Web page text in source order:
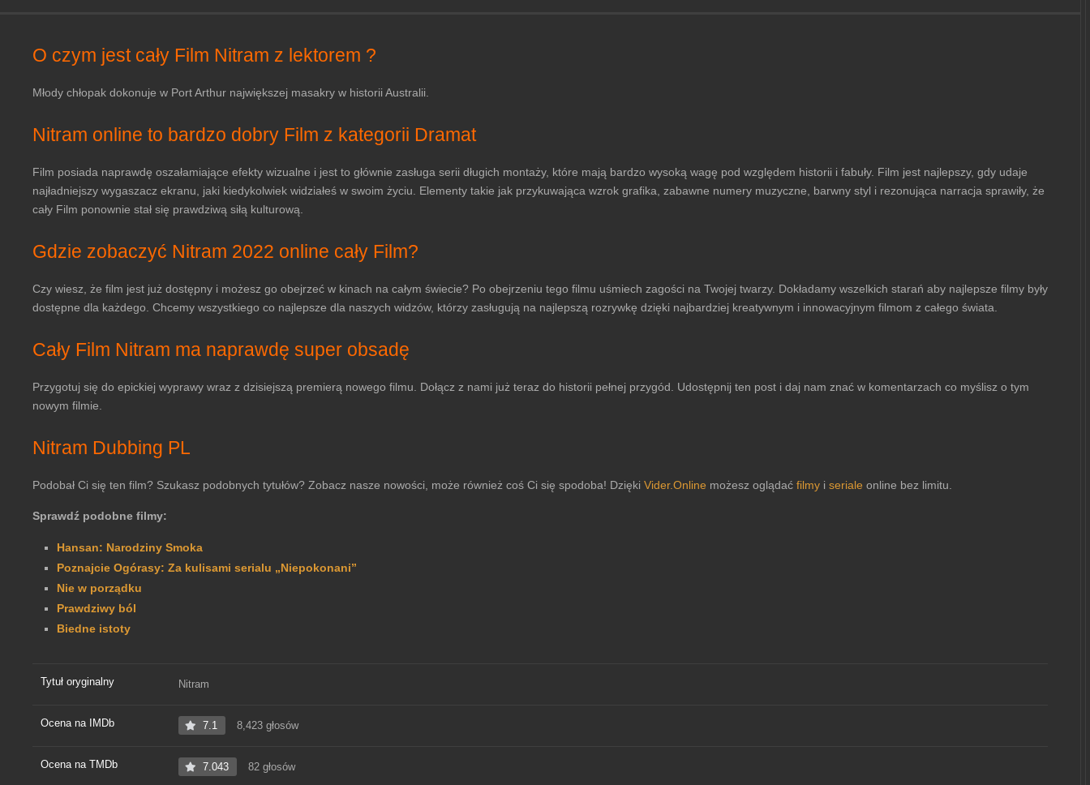
O czym jest cały Film Nitram z lektorem ?
Młody chłopak dokonuje w Port Arthur największej masakry w historii Australii.
Nitram online to bardzo dobry Film z kategorii Dramat
Film posiada naprawdę oszałamiające efekty wizualne i jest to głównie zasługa serii długich montaży, które mają bardzo wysoką wagę pod względem historii i fabuły. Film jest najlepszy, gdy udaje
najładniejszy wygaszacz ekranu, jaki kiedykolwiek widziałeś w swoim życiu. Elementy takie jak przykuwająca wzrok grafika, zabawne numery muzyczne, barwny styl i rezonująca narracja sprawiły, że
cały Film ponownie stał się prawdziwą siłą kulturową.
Gdzie zobaczyć Nitram 2022 online cały Film?
Czy wiesz, że film jest już dostępny i możesz go obejrzeć w kinach na całym świecie? Po obejrzeniu tego filmu uśmiech zagości na Twojej twarzy. Dokładamy wszelkich starań aby najlepsze filmy były
dostępne dla każdego. Chcemy wszystkiego co najlepsze dla naszych widzów, którzy zasługują na najlepszą rozrywkę dzięki najbardziej kreatywnym i innowacyjnym filmom z całego świata.
Cały Film Nitram ma naprawdę super obsadę
Przygotuj się do epickiej wyprawy wraz z dzisiejszą premierą nowego filmu. Dołącz z nami już teraz do historii pełnej przygód. Udostępnij ten post i daj nam znać w komentarzach co myślisz o tym
nowym filmie.
Nitram Dubbing PL
Podobał Ci się ten film? Szukasz podobnych tytułów? Zobacz nasze nowości, może również coś Ci się spodoba! Dzięki Vider.Online możesz oglądać filmy i seriale online bez limitu.
Sprawdź podobne filmy:
Hansan: Narodziny Smoka
Poznajcie Ogórasy: Za kulisami serialu „Niepokonani”
Nie w porządku
Prawdziwy ból
Biedne istoty
Tytuł oryginalny Nitram
Ocena na IMDb 7.1 8,423 głosów
Ocena na TMDb 7.043 82 głosów